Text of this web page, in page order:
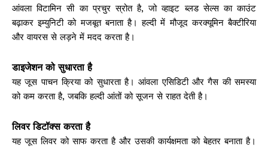
आंवला विटामिन सी का प्रचुर स्रोत है, जो व्हाइट ब्लड सेल्स का काउंट
बढ़ाकर इम्युनिटी को मजबूत बनाता है। हल्दी में मौजूद करक्यूमिन बैक्टीरिया
और वायरस से लड़ने में मदद करता है।
डाइजेशन को सुधारता है
यह जूस पाचन क्रिया को सुधारता है। आंवला एसिडिटी और गैस की समस्या
को कम करता है, जबकि हल्दी आंतों को सूजन से राहत देती है।
लिवर डिटॉक्स करता है
यह जूस लिवर को साफ करता है और उसकी कार्यक्षमता को बेहतर बनाता है।